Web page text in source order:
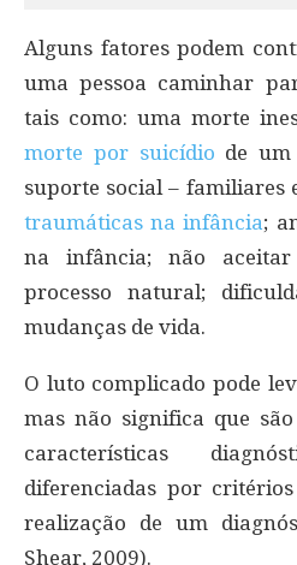
Alguns fatores podem
uma pessoa caminhar
tais como: uma morte
morte por suicídio de um
suporte social – familiares
traumáticas na infância;
na infância; não
processo natural;
mudanças de vida.
O luto complicado pode
mas não significa que
características
diferenciadas por
realização de um
Shear, 2009).